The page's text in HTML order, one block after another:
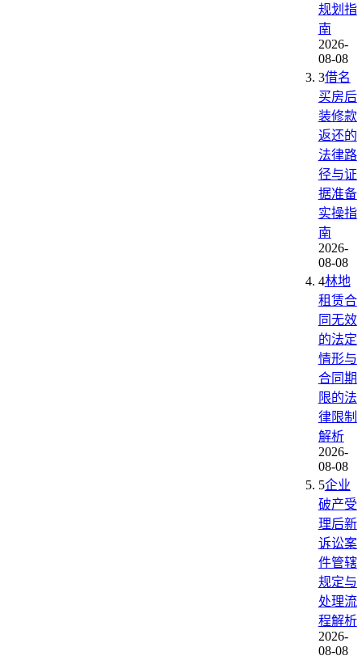
规划指
南
2026-
08-08
3借名
买房后
装修款
返还的
法律路
径与证
据准备
实操指
南
2026-
08-08
4林地
租赁合
同无效
的法定
情形与
合同期
限的法
律限制
解析
2026-
08-08
5企业
破产受
理后新
诉讼案
件管辖
规定与
处理流
程解析
2026-
08-08